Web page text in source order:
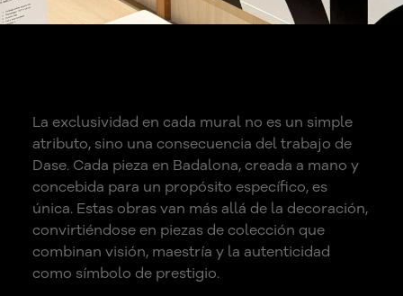
La exclusividad en cada mural no es un simple
atributo, sino una consecuencia del trabajo de
Dase. Cada pieza en Badalona, creada a mano y
concebida para un propósito específico, es
única. Estas obras van más allá de la decoración,
convirtiéndose en piezas de colección que
combinan visión, maestría y la autenticidad
como símbolo de prestigio.